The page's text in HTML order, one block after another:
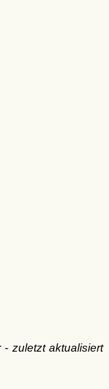
- zuletzt aktualisiert